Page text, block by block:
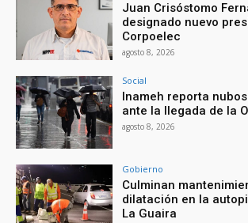
Juan Crisóstomo
designado nuevo
Corpoelec
agosto 8, 2026
Social
Inameh reporta
ante la llegada de la
agosto 8, 2026
Gobierno
Culminan
dilatación en la
La Guaira